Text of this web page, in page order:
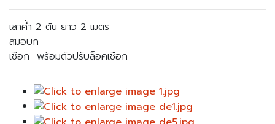
เสาค้ำ 2 ต้น ยาว 2 เมตร
สมอบก
เชือก พร้อมตัวปรับล็อคเชือก